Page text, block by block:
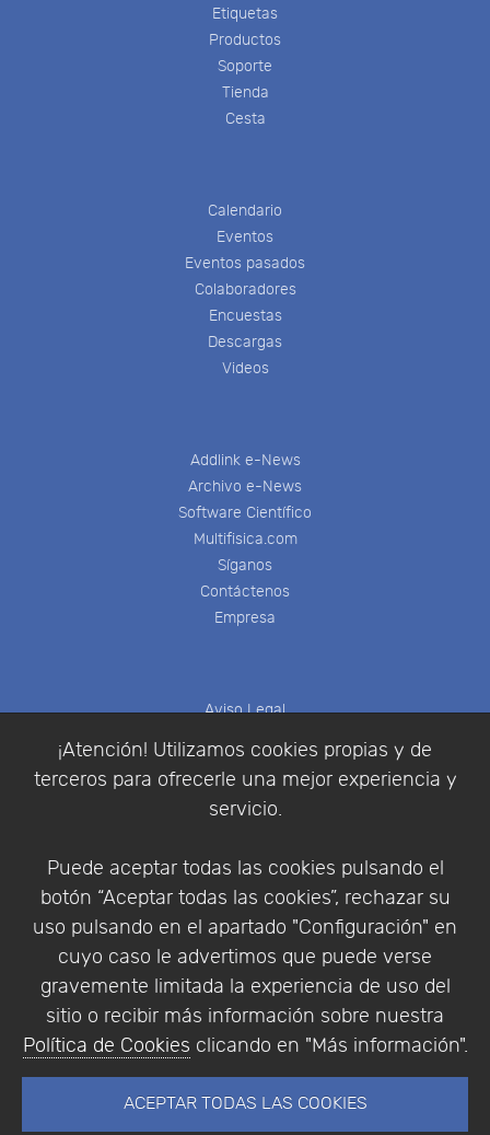
¡Atención! Utilizamos cookies propias y de
terceros para ofrecerle una mejor experiencia y
servicio.
Puede aceptar todas las cookies pulsando el
botón “Aceptar todas las cookies”, rechazar su
uso pulsando en el apartado "Configuración" en
cuyo caso le advertimos que puede verse
gravemente limitada la experiencia de uso del
sitio o recibir más información sobre nuestra
Política de Cookies clicando en "Más información".
ACEPTAR TODAS LAS COOKIES
Etiquetas
Productos
Soporte
Tienda
Cesta
Calendario
Eventos
Eventos pasados
Colaboradores
Encuestas
Descargas
Videos
Addlink e-News
Archivo e-News
Software Científico
Multifisica.com
Síganos
Contáctenos
Empresa
Aviso Legal
Política de Privacidad
Condiciones de compra
Identificarse
Empresa|Aviso Legal| Política de Privacidad |
Política de Cookies
© Copyright 1994 - 2026. Addlink Software
Científico, S.L.
Portugal.